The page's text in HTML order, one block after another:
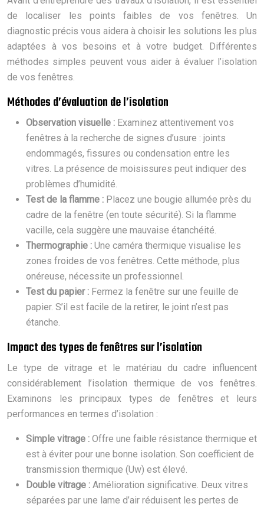
de localiser les points faibles de vos fenêtres. Un
diagnostic précis vous aidera à choisir les solutions les plus
adaptées à vos besoins et à votre budget. Différentes
méthodes simples peuvent vous aider à évaluer l’isolation
de vos fenêtres.
Méthodes d’évaluation de l’isolation
Observation visuelle : Examinez attentivement vos
fenêtres à la recherche de signes d’usure : joints
endommagés, fissures ou condensation entre les
vitres. La présence de moisissures peut indiquer des
problèmes d’humidité.
Test de la flamme : Placez une bougie allumée près du
cadre de la fenêtre (en toute sécurité). Si la flamme
vacille, cela suggère une mauvaise étanchéité.
Thermographie : Une caméra thermique visualise les
zones froides de vos fenêtres. Cette méthode, plus
onéreuse, nécessite un professionnel.
Test du papier : Fermez la fenêtre sur une feuille de
papier. S’il est facile de la retirer, le joint n’est pas
étanche.
Impact des types de fenêtres sur l’isolation
Le type de vitrage et le matériau du cadre influencent
considérablement l’isolation thermique de vos fenêtres.
Examinons les principaux types de fenêtres et leurs
performances en termes d’isolation :
Simple vitrage : Offre une faible résistance thermique et
est à éviter pour une bonne isolation. Son coefficient de
transmission thermique (Uw) est élevé.
Double vitrage : Amélioration significative. Deux vitres
séparées par une lame d’air réduisent les pertes de